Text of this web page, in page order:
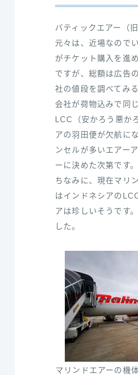
バティックエアー（
元々は、近場なので
がチケット購入を進
ですが、総額は広告
社の値段を調べてみ
会社が荷物込みで同
LCC（安かろう悪か
アの羽田便が欠航に
ンセルが多いエアー
ーに決めた次第です。
ちなみに、現在マリ
はインドネシアの
アは珍しいそうです
した。
マリンドエアーの機